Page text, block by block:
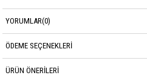
Kumaş Cinsi KETEN
YORUMLAR(0)
ÖDEME SEÇENEKLERI
ÜRÜN ÖNERILERI